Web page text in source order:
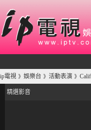
ip電視 》 娛樂台 》 活動表演 》
精選影音